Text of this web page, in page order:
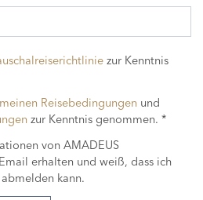
zur Kenntnis
Reisebedingungen und
zur Kenntnis genommen. *
von AMADEUS
erhalten und weiß, dass ich
kann.